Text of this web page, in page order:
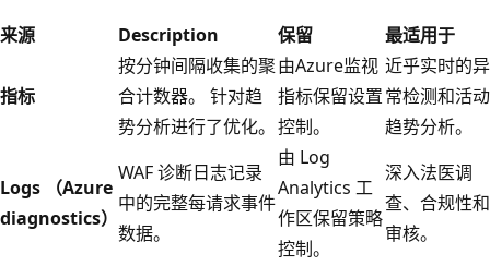
来源
Description 保留 最适用于
指标
按分钟间隔收集的聚
合计数器。 针对趋
势分析进行了优化。
由Azure监视
指标保留设置
控制。
近乎实时的异
常检测和活动
趋势分析。
Logs （Azure
diagnostics）
WAF 诊断日志记录
中的完整每请求事件
数据。
由 Log
Analytics 工
作区保留策略
控制。
深入法医调
查、合规性和
审核。